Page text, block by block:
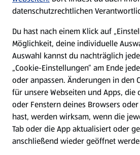
Das könnte dich
interessieren.
datenschutzrechtlichen
Du hast nach einem Klick auf
Möglichkeit, deine individuelle
Auswahl kannst du nachträglich
„Cookie-Einstellungen“ am Ende
oder anpassen. Änderungen in den
für unsere Webseiten und Apps, die
oder Fenstern deines Browsers
hast, werden wirksam, wenn die
Tab oder die App aktualisiert oder
anschließend wieder geöffnet